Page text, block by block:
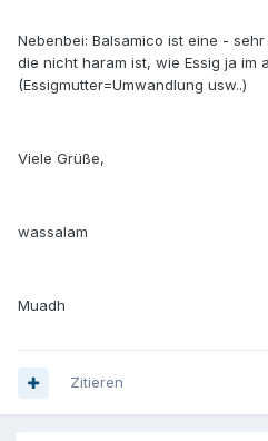
Nebenbei: Balsamico ist eine -
die nicht haram ist, wie Essig ja im
(Essigmutter=Umwandlung usw..)
Viele Grüße,
wassalam
Muadh
Zitieren